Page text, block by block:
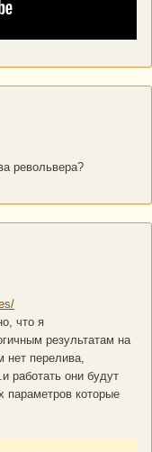
револьвера?
что я
результатам на
нет перелива,
работать они будут
параметров которые